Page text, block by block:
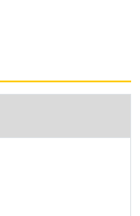
統，內建
器和 512M
時利用 Wi-Fi
新全球定位資